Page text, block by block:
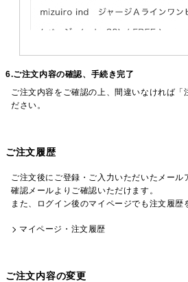
6.ご注文内容の確認、手続き完了
ご注文内容をご確認の上、間違いなければ「
ださい。
ご注文履歴
ご注文後にご登録・ご入力いただいたメール
確認メールよりご確認いただけます。
また、ログイン後のマイページでも注文履歴
マイページ・注文履歴
ご注文内容の変更